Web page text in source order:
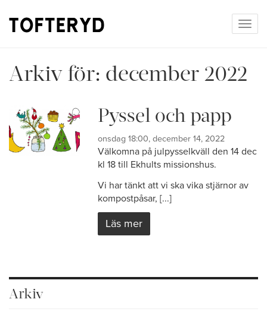
Arkiv för: december 2022
Pyssel och papp
onsdag 18:00, december 14, 2022
Välkomna på julpysselkväll den 14 dec
kl 18 till Ekhults missionshus.
Vi har tänkt att vi ska vika stjärnor av
kompostpåsar, [...]
Läs mer
Arkiv